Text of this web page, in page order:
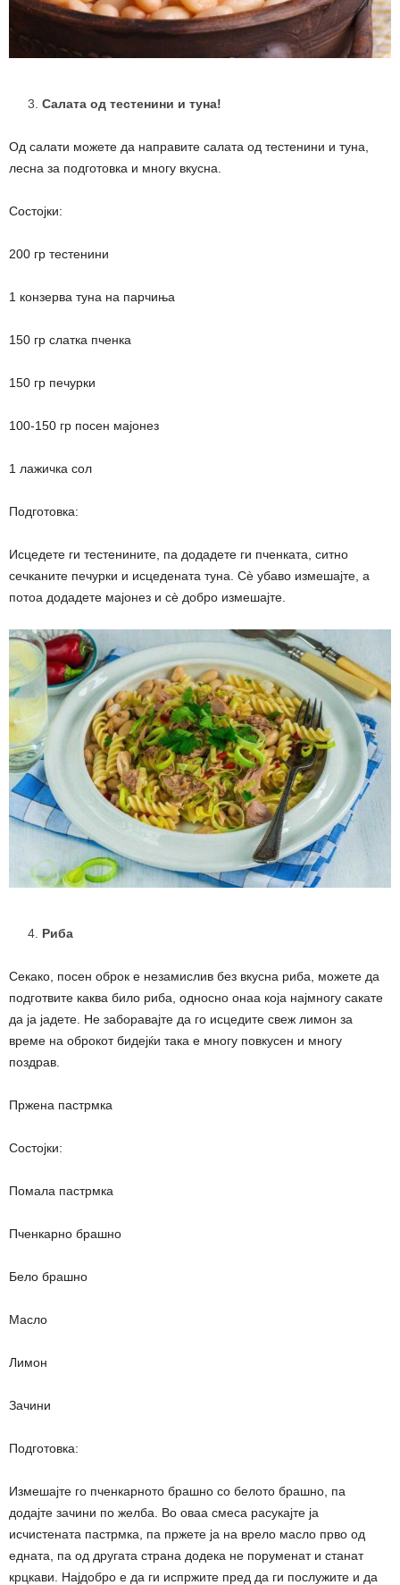
Салата од тестенини и туна!
Од салати можете да направите салата од тестенини и туна,
лесна за подготовка и многу вкусна.
Состојки:
200 гр тестенини
1 конзерва туна на парчиња
150 гр слатка пченка
150 гр печурки
100-150 гр посен мајонез
1 лажичка сол
Подготовка:
Исцедете ги тестенините, па додадете ги пченката, ситно
сечканите печурки и исцедената туна. Сè убаво измешајте, а
потоа додадете мајонез и сè добро измешајте.
Риба
Секако, посен оброк е незамислив без вкусна риба, можете да
подготвите каква било риба, односно онаа која најмногу сакате
да ја јадете. Не заборавајте да го исцедите свеж лимон за
време на оброкот бидејќи така е многу повкусен и многу
поздрав.
Пржена пастрмка
Состојки:
Помала пастрмка
Пченкарно брашно
Бело брашно
Масло
Лимон
Зачини
Подготовка:
Измешајте го пченкарното брашно со белото брашно, па
додајте зачини по желба. Во оваа смеса расукајте ја
исчистената пастрмка, па пржете ја на врело масло прво од
едната, па од другата страна додека не поруменат и станат
крцкави. Најдобро е да ги испржите пред да ги послужите и да